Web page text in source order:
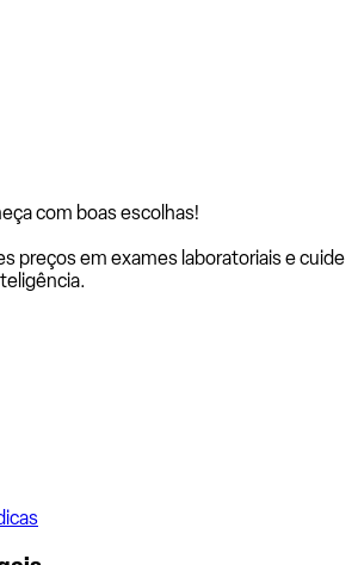
com boas escolhas!
preços em exames laboratoriais e cuide